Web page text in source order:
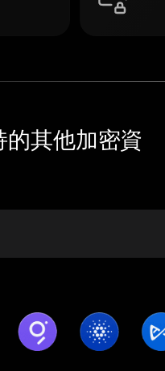
其他加密資